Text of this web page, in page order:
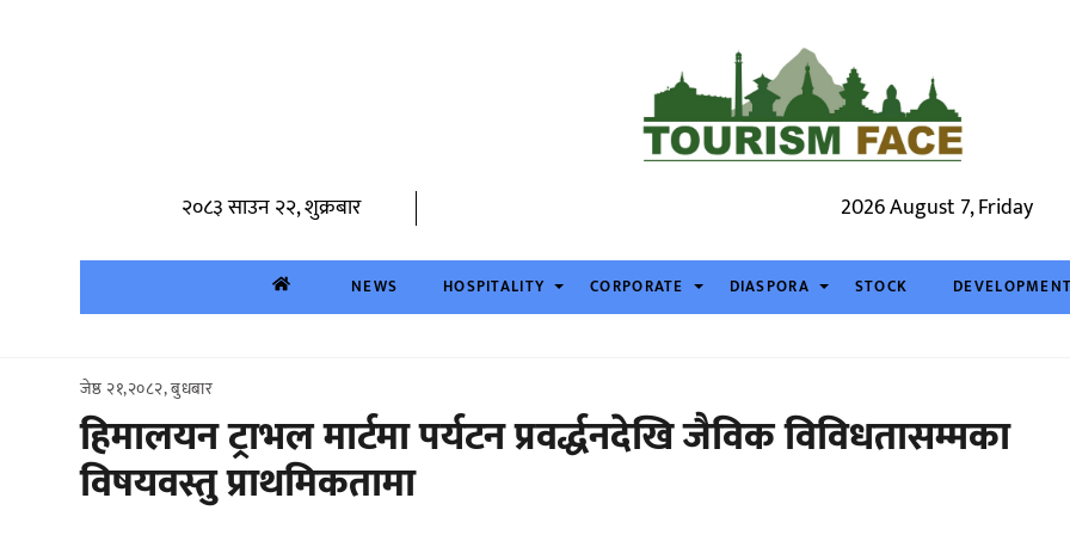
२०८३ साउन २२, शुक्रबार 2026 August 7, Friday
NEWS HOSPITALITY CORPORATE DIASPORA STOCK DEVELOPMENT
जेष्ठ २१,२०८२, बुधबार
हिमालयन ट्राभल मार्टमा पर्यटन प्रवर्द्धनदेखि जैविक विविधतासम्मका
विषयवस्तु प्राथमिकतामा